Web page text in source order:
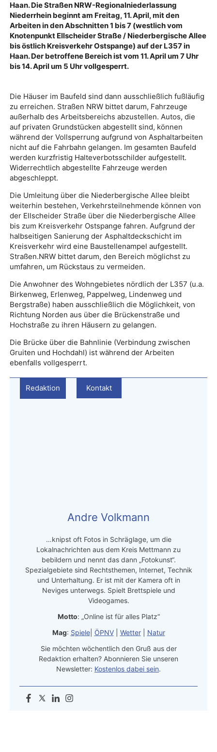
Haan. Die Straßen NRW-Regionalniederlassung
Niederrhein beginnt am Freitag, 11. April, mit den
Arbeiten in den Abschnitten 1 bis 7 (westlich vom
Knotenpunkt Ellscheider Straße / Niederbergische Allee
bis östlich Kreisverkehr Ostspange) auf der L357 in
Haan. Der betroffene Bereich ist vom 11. April um 7 Uhr
bis 14. April um 5 Uhr vollgesperrt.
Die Häuser im Baufeld sind dann ausschließlich fußläufig
zu erreichen. Straßen NRW bittet darum, Fahrzeuge
außerhalb des Arbeitsbereichs abzustellen. Autos, die
auf privaten Grundstücken abgestellt sind, können
während der Vollsperrung aufgrund von Asphaltarbeiten
nicht auf die Fahrbahn gelangen. Im gesamten Baufeld
werden kurzfristig Halteverbotsschilder aufgestellt.
Widerrechtlich abgestellte Fahrzeuge werden
abgeschleppt.
Die Umleitung über die Niederbergische Allee bleibt
weiterhin bestehen, Verkehrsteilnehmende können von
der Ellscheider Straße über die Niederbergische Allee
bis zum Kreisverkehr Ostspange fahren. Aufgrund der
halbseitigen Sanierung der Asphaltdeckschicht im
Kreisverkehr wird eine Baustellenampel aufgestellt.
Straßen.NRW bittet darum, den Bereich möglichst zu
umfahren, um Rückstaus zu vermeiden.
Die Anwohner des Wohngebietes nördlich der L357 (u.a.
Birkenweg, Erlenweg, Pappelweg, Lindenweg und
Bergstraße) haben ausschließlich die Möglichkeit, von
Richtung Norden aus über die Brückenstraße und
Hochstraße zu ihren Häusern zu gelangen.
Die Brücke über die Bahnlinie (Verbindung zwischen
Gruiten und Hochdahl) ist während der Arbeiten
ebenfalls vollgesperrt.
Redaktion Kontakt
Andre Volkmann
…knipst oft Fotos in Schräglage, um die
Lokalnachrichten aus dem Kreis Mettmann zu
bebildern und nennt das dann „Fotokunst“.
Spezialgebiete sind Rechtsthemen, Internet, Technik
und Unterhaltung. Er ist mit der Kamera oft in
Neviges unterwegs. Spielt Brettspiele und
Videogames.
Motto: „Online ist für alles Platz“
Mag: Spiele| ÖPNV| Wetter| Natur
Sie möchten wöchentlich den Gruß aus der
Redaktion erhalten? Abonnieren Sie unseren
Newsletter: Kostenlos dabei sein.